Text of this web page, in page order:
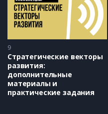
9
Стратегические векторы
развития:
дополнительные
материалы и
практические задания